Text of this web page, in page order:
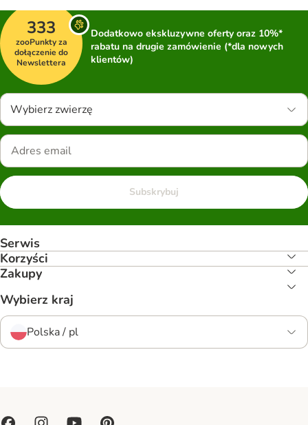
333
zooPunkty za
dołączenie do
Newslettera
Dodatkowo ekskluzywne oferty oraz 10%*
rabatu na drugie zamówienie (*dla nowych
klientów)
Wybierz zwierzę
Subskrybuj
Serwis
Korzyści
Zakupy
Wybierz kraj
Polska / pl